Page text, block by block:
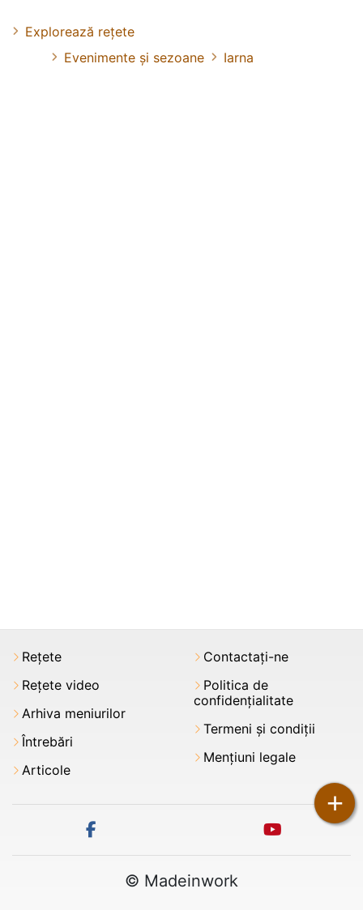
+
Explorează rețete
Evenimente și sezoane
Iarna
Rețete
Rețete video
Arhiva meniurilor
Întrebări
Articole
Contactați-ne
Politica de
confidențialitate
Termeni şi condiții
Mențiuni legale
facebook youtube
© Madeinwork